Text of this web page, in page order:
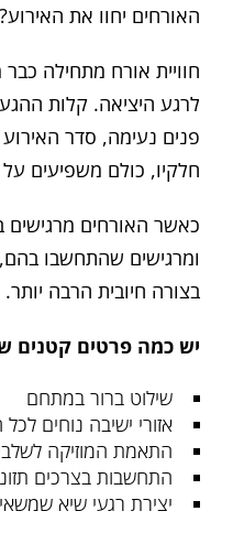
האורחים יחוו את האירוע?
חוויית אורח מתחילה
לרגע היציאה. קלות
פנים נעימה, סדר האירוע
חלקיו, כולם משפיעים
כאשר האורחים מרגישים
ומרגישים שהתחשבו
בצורה חיובית הרבה יותר.
יש כמה פרטים קטנים
שילוט ברור במתחם
אזורי ישיבה נוחים לכל
התאמת המוזיקה
התחשבות בצרכים
יצירת רגעי שיא